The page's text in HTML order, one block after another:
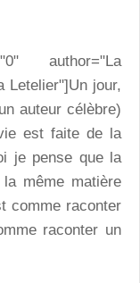
author="La
Letelier"]Un jour,
auteur célèbre)
est faite de la
je pense que la
même matière
comme raconter
raconter un